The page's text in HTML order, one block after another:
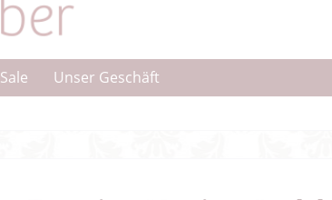
Sale Unser Geschäft